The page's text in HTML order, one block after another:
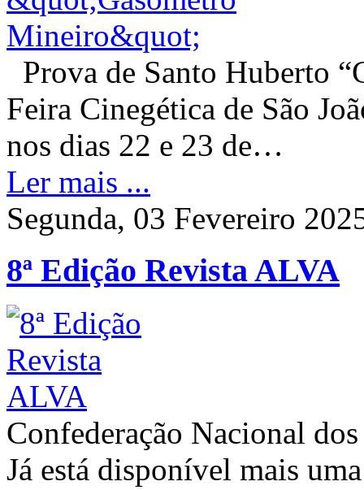
Prova de Santo Huberto
Feira Cinegética de São
nos dias 22 e 23 de…
Ler mais ...
Segunda, 03 Fevereiro
8ª Edição Revista ALVA
Confederação Nacional
Já está disponível mais